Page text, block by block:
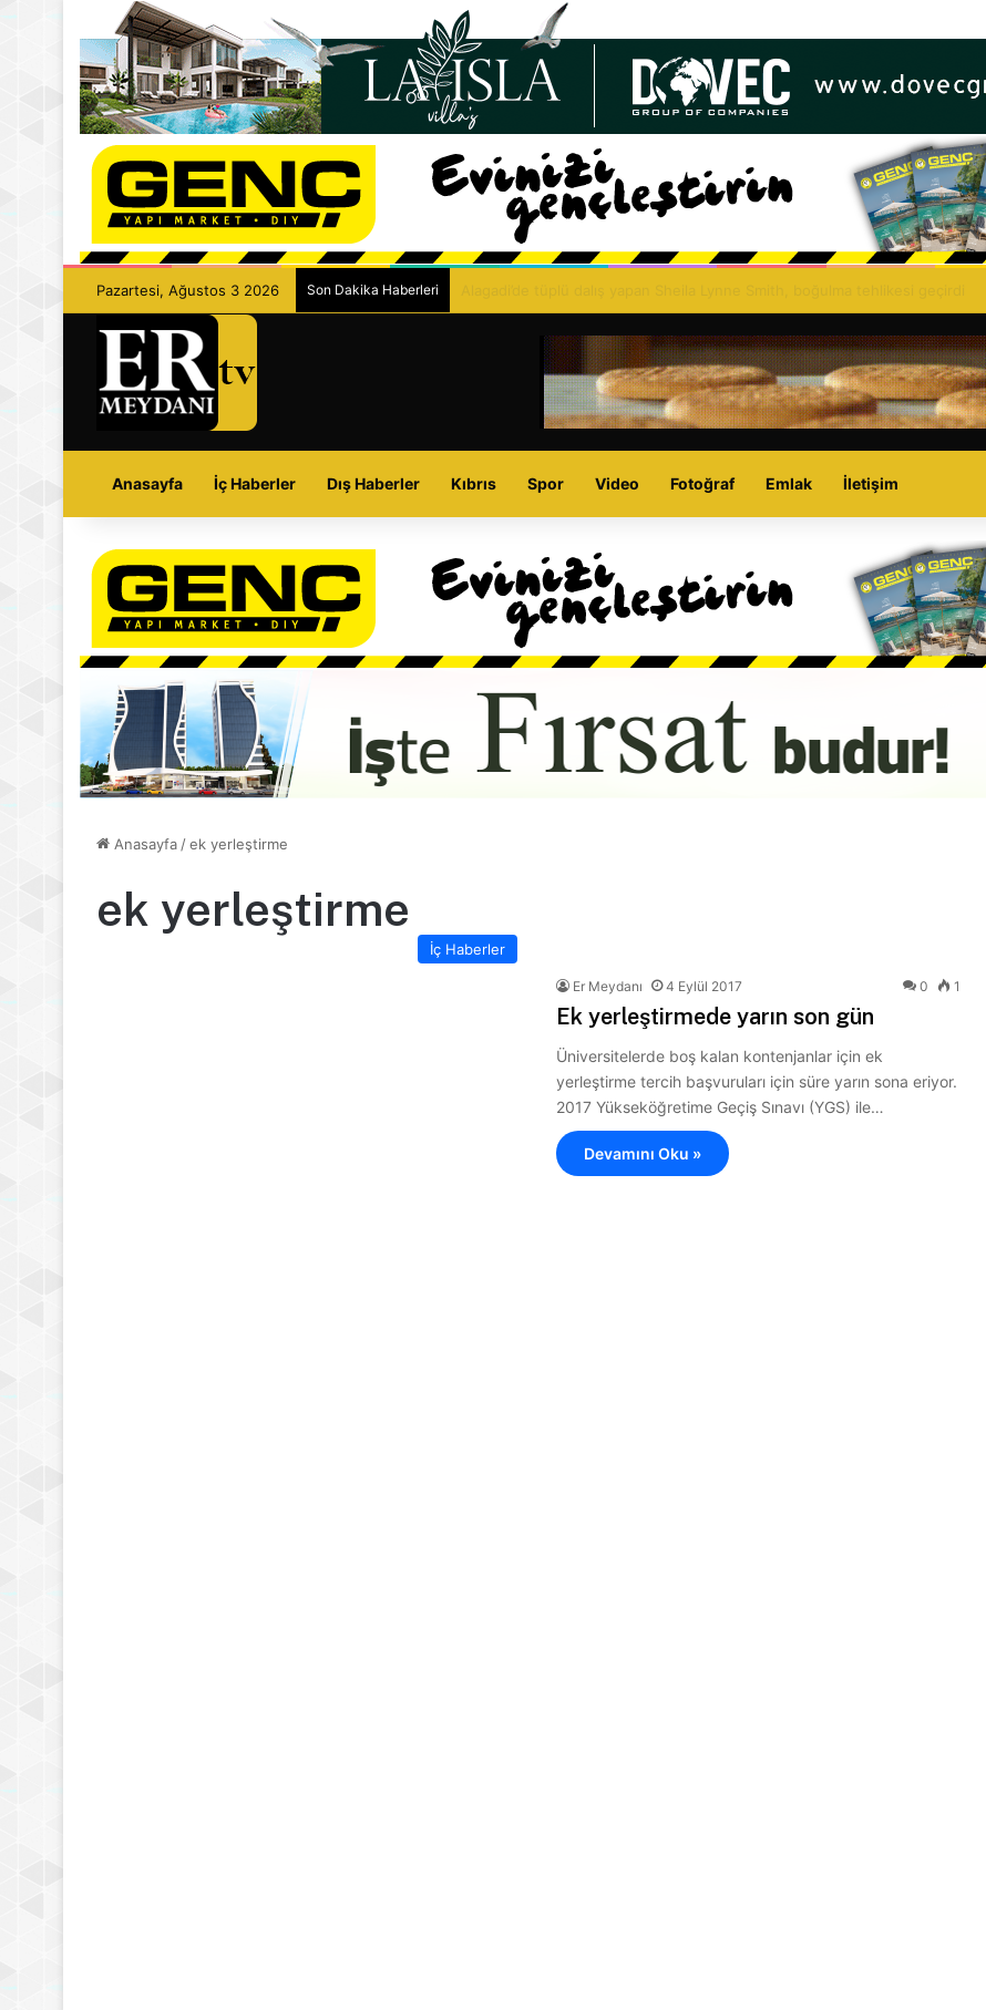
Pazartesi, Ağustos 3 2026 Son Dakika Haberleri
Anasayfa İç Haberler Dış Haberler Kıbrıs Spor Video Fotoğraf Emlak İletişim
Anasayfa/ek yerleştirme
ek yerleştirme
İç Haberler
Er Meydanı 4 Eylül 2017 0 1
Ek yerleştirmede yarın son gün
Üniversitelerde boş kalan kontenjanlar için ek
yerleştirme tercih başvuruları için süre yarın sona eriyor.
2017 Yükseköğretime Geçiş Sınavı (YGS) ile…
Devamını Oku »